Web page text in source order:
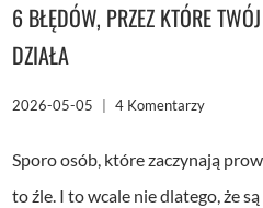
6 BŁĘDÓW, PRZEZ KTÓRE
DZIAŁA
2026-05-05 4 Komentarzy
Sporo osób, które zaczynają
to źle. I to wcale nie dlatego, że